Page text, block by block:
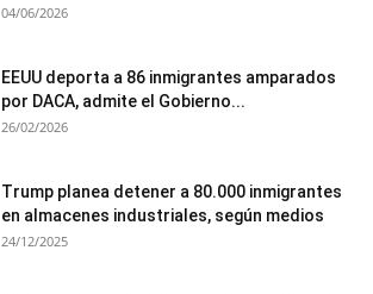
04/06/2026
EEUU deporta a 86 inmigrantes amparados
por DACA, admite el Gobierno...
26/02/2026
Trump planea detener a 80.000 inmigrantes
en almacenes industriales, según medios
24/12/2025